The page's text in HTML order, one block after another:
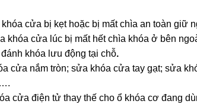
cửa bị kẹt hoặc bị mất chìa an toàn giữ
khóa cửa lúc bị mất hết chìa khóa ở bên
khóa lưu động tại chỗ.
cửa nắm tròn; sửa khóa cửa tay gạt; sửa
cửa điện tử thay thế cho ổ khóa cơ đang